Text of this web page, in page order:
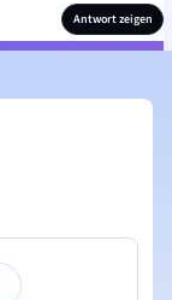
Antwort zeigen